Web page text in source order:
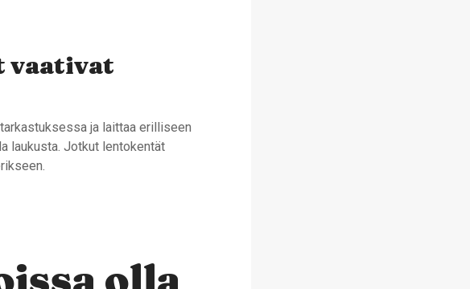
vaativat
ja laittaa erilliseen
laukusta. Jotkut lentokentät